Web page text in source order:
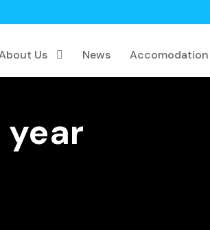
Us News Accomodation
year